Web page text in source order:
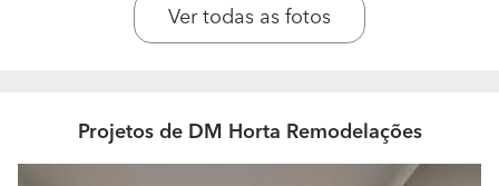
visam à total satisfação dos clientes.
Executamos obras de canalização, eletricidade, pintura,
carpintaria, pavimentos, vidros, ar-condicionado,
serralharia, tetos-falsos, telhados, caixilharia, casas de
Ver todas as fotos
Projetos de DM Horta Remodelações